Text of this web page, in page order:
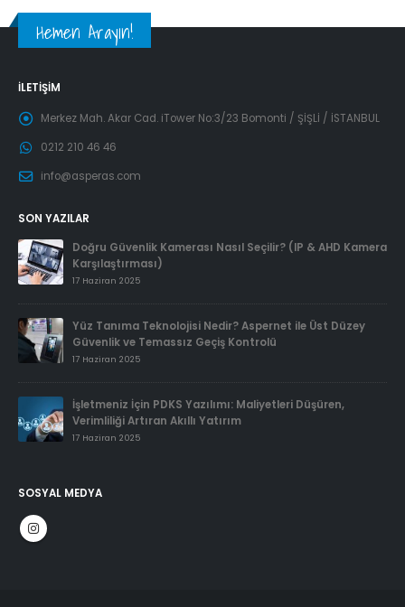
Hemen Arayın!
İLETIŞIM
Merkez Mah. Akar Cad. iTower No:3/23 Bomonti / ŞİŞLİ / İSTANBUL
0212 210 46 46
info@asperas.com
SON YAZILAR
Doğru Güvenlik Kamerası Nasıl Seçilir? (IP & AHD Kamera
Karşılaştırması)
17 Haziran 2025
Yüz Tanıma Teknolojisi Nedir? Aspernet ile Üst Düzey
Güvenlik ve Temassız Geçiş Kontrolü
17 Haziran 2025
İşletmeniz İçin PDKS Yazılımı: Maliyetleri Düşüren,
Verimliliği Artıran Akıllı Yatırım
17 Haziran 2025
SOSYAL MEDYA